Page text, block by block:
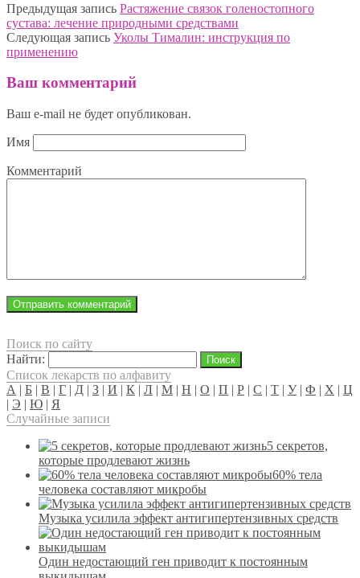
Предыдущая запись Растяжение связок голеностопного
сустава: лечение природными средствами
Следующая запись Уколы Тималин: инструкция по
применению
Ваш комментарий
Ваш e-mail не будет опубликован.
Имя
Комментарий
Поиск по сайту
Найти:
Список лекарств по алфавиту
А | Б | В | Г | Д | З | И | К | Л | М | Н | О | П | Р | С | Т | У| Ф | Х | Ц
| Э | Ю | Я
Случайные записи
5 секретов,
которые продлевают жизнь
60% тела
человека составляют микробы
Музыка усилила эффект антигипертензивных средств
Один недостающий ген приводит к постоянным